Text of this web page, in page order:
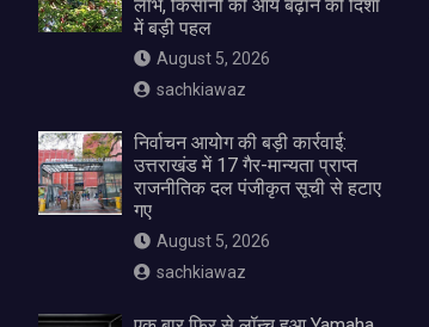
लाभ, किसानों की आय बढ़ाने की दिशा
में बड़ी पहल
August 5, 2026
sachkiawaz
निर्वाचन आयोग की बड़ी कार्रवाई:
उत्तराखंड में 17 गैर-मान्यता प्राप्त
राजनीतिक दल पंजीकृत सूची से हटाए
गए
August 5, 2026
sachkiawaz